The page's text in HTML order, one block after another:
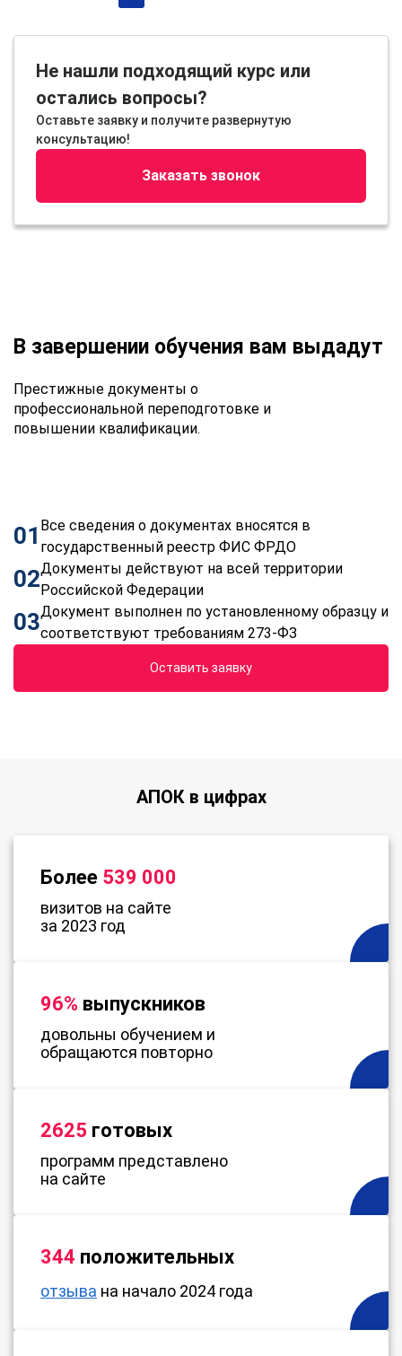
Не нашли подходящий курс или
остались вопросы?
Оставьте заявку и получите развернутую
консультацию!
Заказать звонок
В завершении обучения вам выдадут
Престижные документы о
профессиональной переподготовке и
повышении квалификации.
01 Все сведения о документах вносятся в
государственный реестр ФИС ФРДО
02Документы действуют на всей территории
Российской Федерации
03Документ выполнен по установленному образцу и
соответствуют требованиям 273-ФЗ
Оставить заявку
АПОК в цифрах
Более 539 000
визитов на сайте
за 2023 год
96% выпускников
довольны обучением и
обращаются повторно
2625 готовых
программ представлено
на сайте
344 положительных
отзыва на начало 2024 года